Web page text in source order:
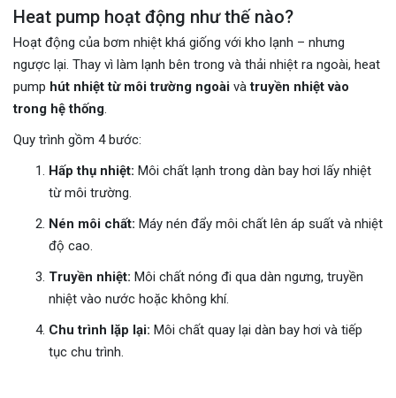
Heat pump hoạt động như thế nào?
Hoạt động của bơm nhiệt khá giống với kho lạnh – nhưng
ngược lại. Thay vì làm lạnh bên trong và thải nhiệt ra ngoài, heat
pump hút nhiệt từ môi trường ngoài vàtruyền nhiệt vào
trong hệ thống.
Quy trình gồm 4 bước:
Hấp thụ nhiệt: Môi chất lạnh trong dàn bay hơi lấy nhiệt
từ môi trường.
Nén môi chất: Máy nén đẩy môi chất lên áp suất và nhiệt
độ cao.
Truyền nhiệt: Môi chất nóng đi qua dàn ngưng, truyền
nhiệt vào nước hoặc không khí.
Chu trình lặp lại: Môi chất quay lại dàn bay hơi và tiếp
tục chu trình.